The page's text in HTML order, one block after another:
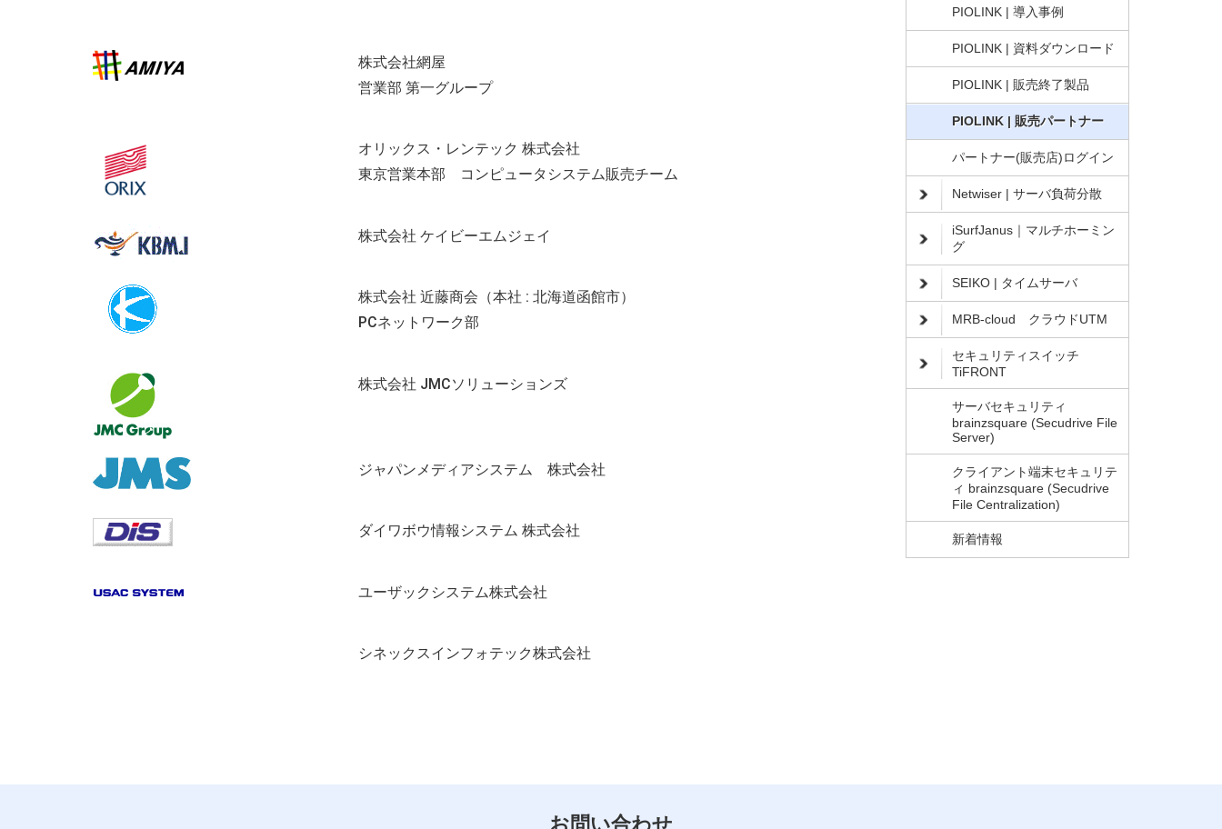
株式会社網屋
営業部 第一グループ
オリックス・レンテック 株式会社
東京営業本部 コンピュータシステム販売チーム
株式会社 ケイビーエムジェイ
株式会社 近藤商会（本社 : 北海道函館市）
PCネットワーク部
株式会社 JMCソリューションズ
ジャパンメディアシステム 株式会社
ダイワボウ情報システム 株式会社
ユーザックシステム株式会社
シネックスインフォテック株式会社
PIOLINK | 導入事例
PIOLINK | 資料ダウンロード
PIOLINK | 販売終了製品
PIOLINK | 販売パートナー
パートナー(販売店)ログイン
Netwiser | サーバ負荷分散
iSurfJanus｜マルチホーミン
グ
SEIKO | タイムサーバ
MRB-cloud クラウドUTM
セキュリティスイッチ
TiFRONT
サーバセキュリティ
brainzsquare (Secudrive File
Server)
クライアント端末セキュリテ
ィ brainzsquare (Secudrive
File Centralization)
新着情報
お問い合わせ